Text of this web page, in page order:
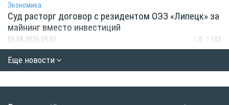
Экономика
Суд расторг договор с резидентом ОЭЗ «Липецк» за
майнинг вместо инвестиций
05.08.2026 09:01 0 102
Еще новости